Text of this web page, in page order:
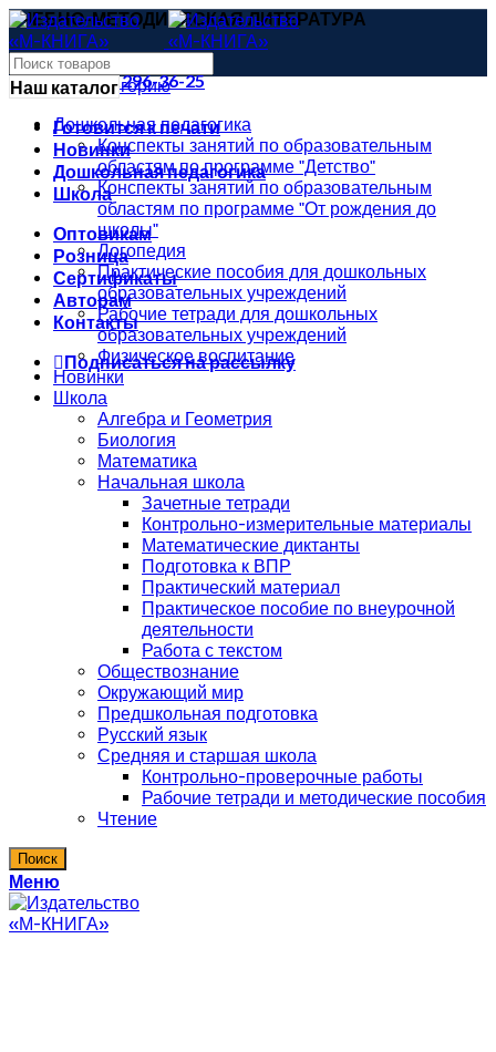
УЧЕБНО-МЕТОДИЧЕСКАЯ ЛИТЕРАТУРА
uchitel4@mail.ru
8 (473) 296-36-25
Выбрать категорию
Дошкольная педагогика
Конспекты занятий по образовательным
областям по программе "Детство"
Конспекты занятий по образовательным
областям по программе "От рождения до
школы"
Логопедия
Практические пособия для дошкольных
образовательных учреждений
Рабочие тетради для дошкольных
образовательных учреждений
Физическое воспитание
Новинки
Школа
Алгебра и Геометрия
Биология
Математика
Начальная школа
Зачетные тетради
Контрольно-измерительные материалы
Математические диктанты
Подготовка к ВПР
Практический материал
Практическое пособие по внеурочной
деятельности
Работа с текстом
Обществознание
Окружающий мир
Предшкольная подготовка
Русский язык
Средняя и старшая школа
Контрольно-проверочные работы
Рабочие тетради и методические пособия
Чтение
Поиск
Меню
Наш каталог
Готовится к печати
Новинки
Дошкольная педагогика
Школа
Оптовикам
Розница
Сертификаты
Авторам
Контакты
Подписаться на рассылку